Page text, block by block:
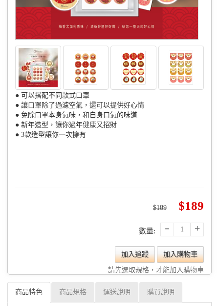
● 可以搭配不同款式口罩
● 讓口罩除了過濾空氣，還可以提供好心情
● 免除口罩本身氣味，和自身口氣的味道
● 新年造型，讓你過年健康又招財
● 3款造型讓你一次擁有
189 189
數量: - +
加入追蹤 加入購物車
請先選取規格，才能加入購物車
商品特色 商品規格 運送說明 購買說明